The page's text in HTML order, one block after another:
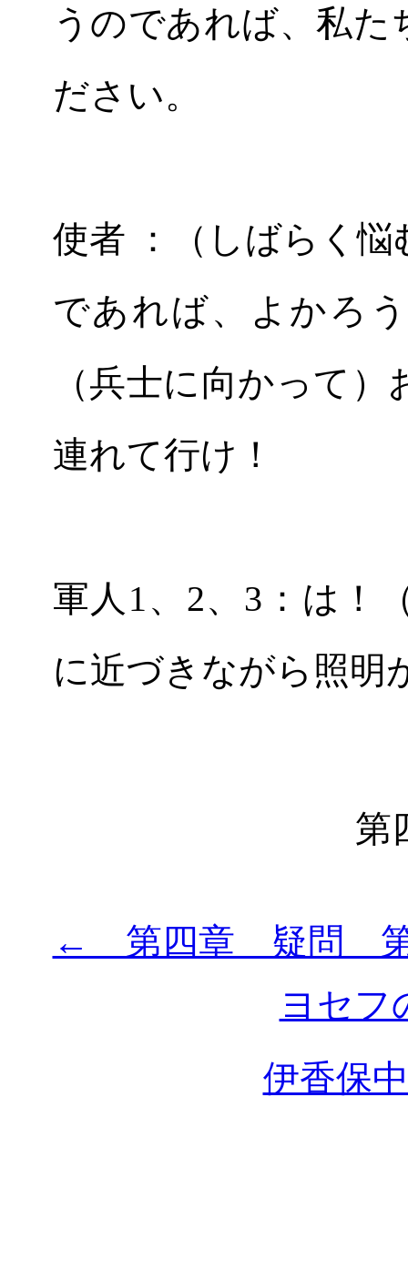
うのであれば、私
ださい。
使者 ：（しばらく
であれば、よかろ
（兵士に向かって
連れて行け！
軍人1、2、3：は！
に近づきながら照明
第
← 第四章 疑問
ヨセフ
伊香保